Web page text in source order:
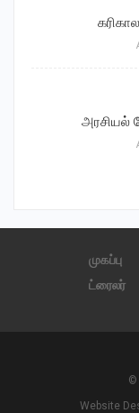
அரசியல்
முகப்பு
ட்ரைலர்
©
Website